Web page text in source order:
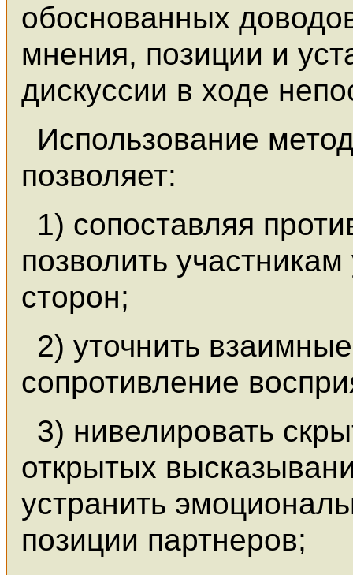
обоснованных
мнения, позиции и
дискуссии в ходе
Использование
позволяет:
1) сопоставляя
позволить
сторон;
2) уточнить
сопротивление
3) нивелировать
открытых
устранить
позиции партнеров;